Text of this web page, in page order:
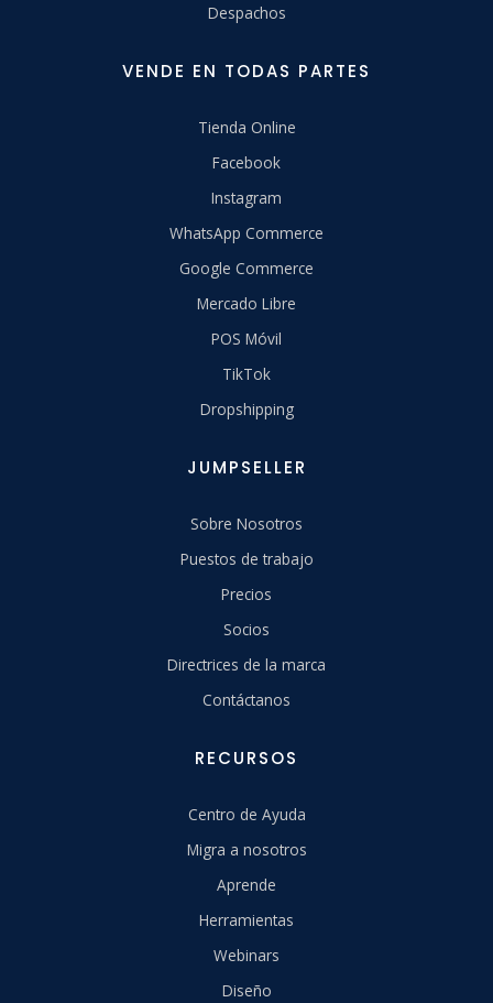
Despachos
VENDE EN TODAS PARTES
Tienda Online
Facebook
Instagram
WhatsApp Commerce
Google Commerce
Mercado Libre
POS Móvil
TikTok
Dropshipping
JUMPSELLER
Sobre Nosotros
Puestos de trabajo
Precios
Socios
Directrices de la marca
Contáctanos
RECURSOS
Centro de Ayuda
Migra a nosotros
Aprende
Herramientas
Webinars
Diseño